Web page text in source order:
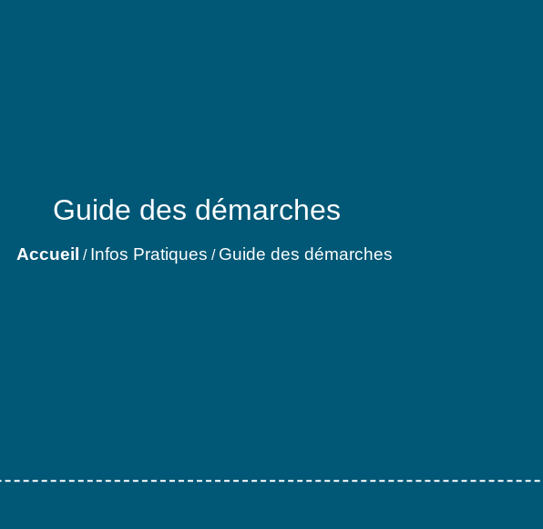
Guide des démarches
Accueil / Infos Pratiques / Guide des démarches